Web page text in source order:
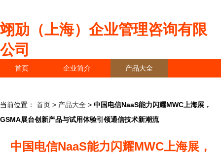
翊劢（上海）企业管理咨询有限
公司
首页 企业简介 产品大全
当前位置： 首页 > 产品大全 > 中国电信NaaS能力闪耀MWC上海展，
GSMA展台创新产品与试用体验引领通信技术新潮流
中国电信NaaS能力闪耀MWC上海展，